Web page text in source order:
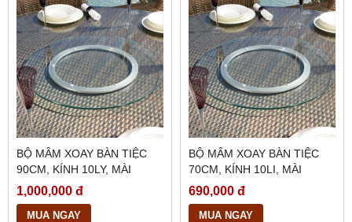
BỘ MÂM XOAY BÀN TIỆC
90CM, KÍNH 10LY, MÀI
BÓNG CẠNH, BMX26
1,000,000 đ
MUA NGAY
BỘ MÂM XOAY BÀN TIỆC
70CM, KÍNH 10LI, MÀI
BÓNG CẠNH, BMX25
690,000 đ
MUA NGAY